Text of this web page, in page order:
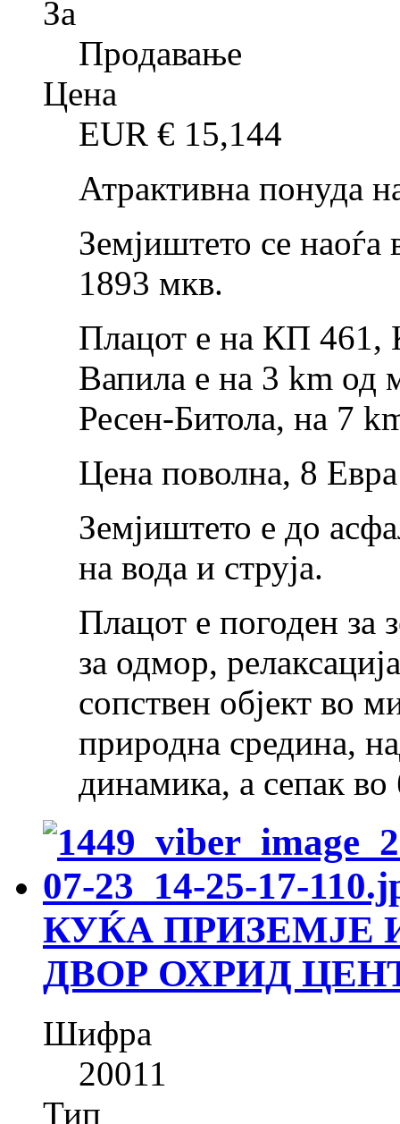
За
Продавање
Цена
EUR € 15,144
Атрактивна понуда
Земјиштето се
1893 мкв.
Плацот е на КП 461,
Вапила е на 3 km од
Ресен-Битола, на 7
Цена поволна, 8
Земјиштето е до
на вода и струја.
Плацот е погоден за
за одмор,
сопствен објект во
природна средина,
динамика, а сепак
КУЌА ПРИЗЕМЈЕ
ДВОР ОХРИД
Шифра
20011
Тип